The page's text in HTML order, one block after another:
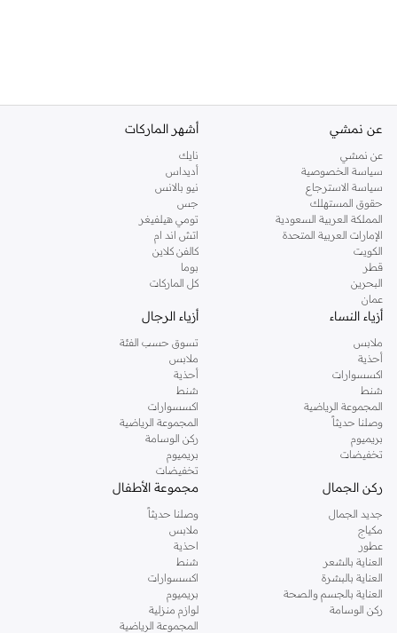
عن نمشي
عن نمشي
سياسة الخصوصية
سياسة الاسترجاع
حقوق المستهلك
المملكة العربية السعودية
الإمارات العربية المتحدة
الكويت
قطر
البحرين
عمان
أشهر الماركات
نايك
أديداس
نيو بالانس
جس
تومي هيلفيغر
اتش اند ام
كالفن كلاين
بوما
كل الماركات
أزياء النساء
ملابس
أحذية
اكسسوارات
شنط
المجموعة الرياضية
وصلنا حديثاً
بريميوم
تخفيضات
أزياء الرجال
تسوق حسب الفئة
ملابس
أحذية
شنط
اكسسوارات
المجموعة الرياضية
ركن الوسامة
بريميوم
تخفيضات
ركن الجمال
جديد الجمال
مكياج
عطور
العناية بالشعر
العناية بالبشرة
العناية بالجسم والصحة
ركن الوسامة
مجموعة الأطفال
وصلنا حديثاً
ملابس
احذية
شنط
اكسسوارات
بريميوم
لوازم منزلية
المجموعة الرياضية